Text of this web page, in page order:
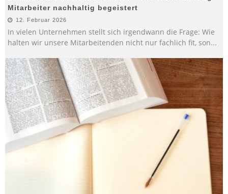
Mitarbeiter nachhaltig begeistert
12. Februar 2026
In vielen Unternehmen stellt sich irgendwann die Frage: Wie
halten wir unsere Mitarbeitenden nicht nur fachlich fit, son...